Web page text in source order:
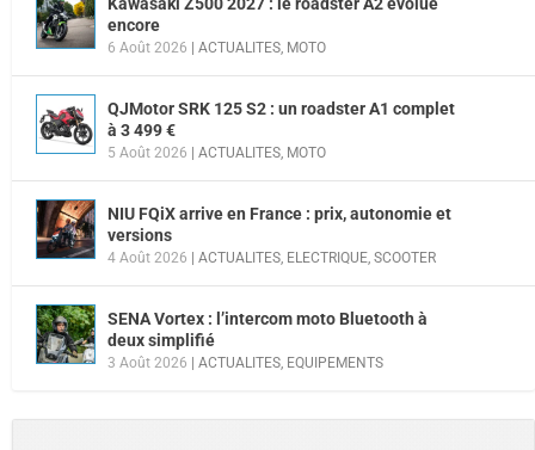
encore
6 Août 2026 | ACTUALITES MOTO
QJMotor SRK 125 S2 : un roadster A1 complet
à 3 499 €
5 Août 2026 | ACTUALITES MOTO
NIU FQiX arrive en France : prix, autonomie et
versions
4 Août 2026 | ACTUALITES ELECTRIQUE SCOOTER
SENA Vortex : l’intercom moto Bluetooth à
deux simplifié
3 Août 2026 | ACTUALITES EQUIPEMENTS